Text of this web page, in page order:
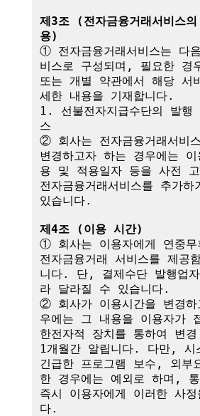
제3조 (전자금융거래서비스
용)
① 전자금융거래서비스는 다
비스로 구성되며, 필요한 경
또는 개별 약관에서 해당 서
세한 내용을 기재합니다.
1. 선불전자지급수단의 발
스
② 회사는 전자금융거래서비
변경하고자 하는 경우에는 이
용 및 적용일자 등을 사전
전자금융거래서비스를 추가
있습니다.
제4조 (이용 시간)
① 회사는 이용자에게 연중
전자금융거래 서비스를 제공
니다. 단, 결제수단 발행업
라 달라질 수 있습니다.
② 회사가 이용시간을 변경
우에는 그 내용을 이용자가
한전자적 장치를 통하여 변
1개월간 알립니다. 다만, 시
긴급한 프로그램 보수, 외부
한 경우에는 예외로 하며,
즉시 이용자에게 이러한 사정
다.